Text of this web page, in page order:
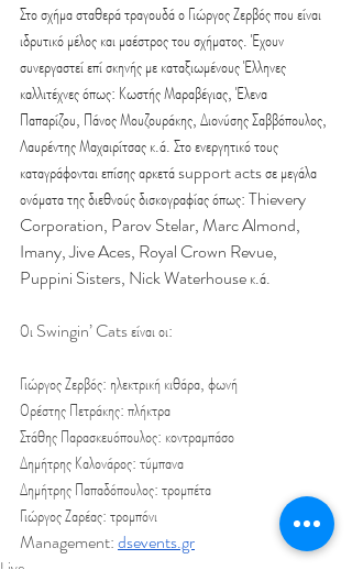
Στο σχήμα σταθερά τραγουδά ο Γιώργος Ζερβός που είναι
ιδρυτικό μέλος και μαέστρος του σχήματος. Έχουν
συνεργαστεί επί σκηνής με καταξιωμένους Έλληνες
καλλιτέχνες όπως: Κωστής Μαραβέγιας, Έλενα
Παπαρίζου, Πάνος Μουζουράκης, Διονύσης Σαββόπουλος,
Λαυρέντης Μαχαιρίτσας κ.ά. Στο ενεργητικό τους
καταγράφονται επίσης αρκετά support acts σε μεγάλα
ονόματα της διεθνούς δισκογραφίας όπως: Thievery
Corporation, Parov Stelar, Marc Almond,
Imany, Jive Aces, Royal Crown Revue,
Puppini Sisters, Nick Waterhouse κ.ά.
Οι Swingin’ Cats είναι οι:
Γιώργος Ζερβός: ηλεκτρική κιθάρα, φωνή
Ορέστης Πετράκης: πλήκτρα
Στάθης Παρασκευόπουλος: κοντραμπάσο
Δημήτρης Καλονάρος: τύμπανα
Δημήτρης Παπαδόπουλος: τρομπέτα
Γιώργος Ζαρέας: τρομπόνι
Management: dsevents.gr
Live